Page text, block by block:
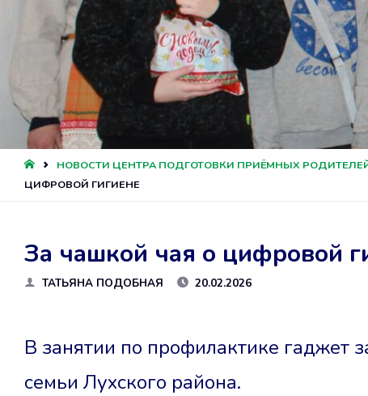
ГЛАВНАЯ
НОВОСТИ ЦЕНТРА ПОДГОТОВКИ ПРИЁМНЫХ
ЦИФРОВОЙ ГИГИЕНЕ
За чашкой чая о цифровой
ТАТЬЯНА ПОДОБНАЯ 20.02.2026
В занятии по профилактике гаджет
семьи Лухского района.